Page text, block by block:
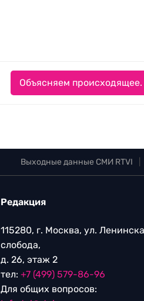
Объясняем происходящее.
Выходные данные СМИ RTVI
Редакция
115280, г. Москва, ул.
слобода,
д. 26, этаж 2
тел: +7 (499) 579-86-96
Для общих вопросов: